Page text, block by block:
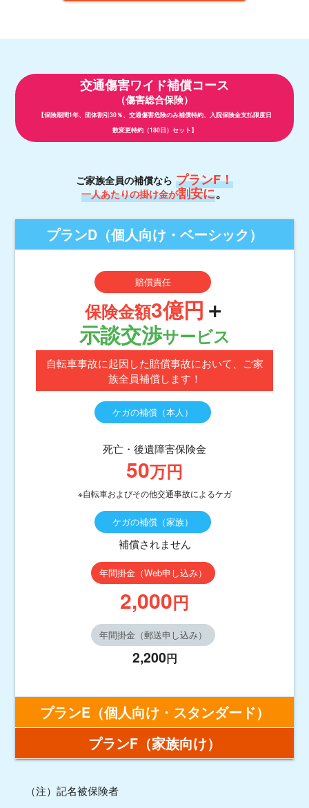
交通傷害ワイド補償コース
（傷害総合保険）
【保険期間1年、団体割引30％、交通傷害危険のみ補償特約、入院保険金支払限度日
数変更特約（180日）セット】
ご家族全員の補償なら プランF！
一人あたりの掛け金が割安に。
プランD （個人向け・ベーシック）
賠償責任
保険金額3億円 ＋
示談交渉サービス
自転車事故に起因した賠償事故において、ご家
族全員補償します！
ケガの補償（本人）
死亡・後遺障害保険金
50万円
※自転車およびその他交通事故によるケガ
ケガの補償（家族）
補償されません
年間掛金（Web申し込み）
2,000円
年間掛金（郵送申し込み）
2,200円
プランE（個人向け・スタンダード）
プランF （家族向け）
（注）記名被保険者